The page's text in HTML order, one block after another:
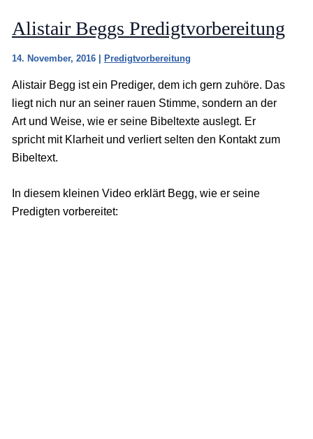
Alistair Beggs Predigtvorbereitung
14. November, 2016 Predigtvorbereitung
Alistair Begg ist ein Prediger, dem ich gern zuhöre. Das
liegt nich nur an seiner rauen Stimme, sondern an der
Art und Weise, wie er seine Bibeltexte auslegt. Er
spricht mit Klarheit und verliert selten den Kontakt zum
Bibeltext.
In diesem kleinen Video erklärt Begg, wie er seine
Predigten vorbereitet: